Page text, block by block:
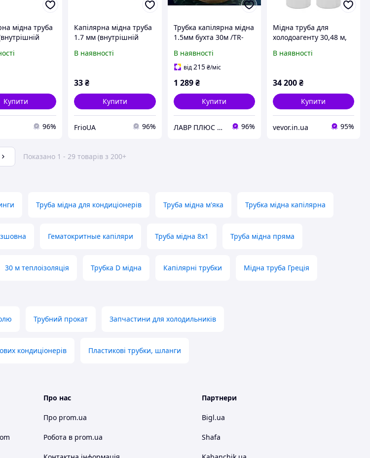
мідна труба
Купити
96%
Капілярна мідна труба
1.7 мм (внутрішній
В наявності
33₴
Купити
FrioUA 96%
Трубка капілярна мідна
1.5мм бухта 30м /TR-
В наявності
від215 ₴/міс
1 289 ₴
Купити
ЛАВР ПЛЮС ТОВ Запчастини та витратні матеріали для ремонту побутової техніки 96%
Мідна труба для
холодоагенту 30,48 м,
діаметром 9,5 та 15,9
ізоляцією, Vevor
В наявності
34 200₴
Купити
vevor.in.ua 95%
Показано 1 - 29 товарів з 200+
Труба мідна для кондиціонерів Труба мідна м'яка Трубка мідна капілярна
Гематокритные капіляри Труба мідна 8х1 Труба мідна пряма
30 м теплоізоляція Трубка D мідна Капілярні трубки Мідна труба Греція
Трубний прокат Запчастини для холодильників
кондиціонерів Пластикові трубки, шланги
Про нас
Про prom.ua
Робота в prom.ua
Партнери
Bigl.ua
Shafa